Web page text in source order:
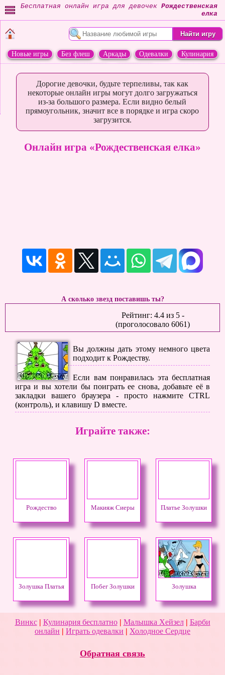
Бесплатная онлайн игра для девочек Рождественская
елка
Новые игры Без флеш Аркады Одевалки
Кулинария
Дорогие девочки, будьте терпеливы, так как
некоторые онлайн игры могут долго загружаться
из-за большого размера. Если видно белый
прямоугольник, значит все в порядке и игра скоро
загрузится.
Онлайн игра «Рождественская елка»
А сколько звезд поставишь ты?
Рейтинг: 4.4из 5-
(проголосовало 6061)
Вы должны дать этому немного цвета
подходит к Рождеству.
Если вам понравилась эта бесплатная
игра и вы хотели бы поиграть ее снова, добавьте её в
закладки вашего браузера - просто нажмите CTRL
(контроль), и клавишу D вместе.
Играйте также:
Рождество Макияж Сиеры Платье Золушки
Золушка Платья Побег Золушки Золушка
Винкс| Кулинария бесплатно| Малышка Хейзел| Барби
онлайн | Играть одевалки | Холодное Сердце
Обратная связь